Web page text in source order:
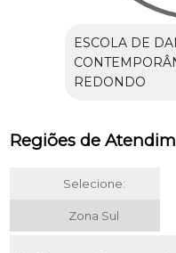
ESCOLA DE
REDONDO
Regiões de
Selecione:
Zona Sul